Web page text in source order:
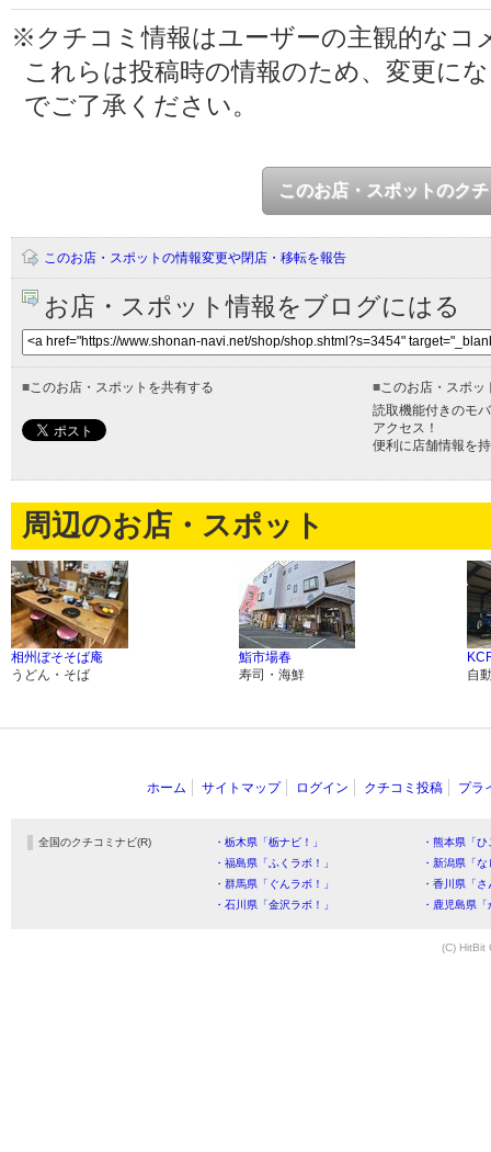
※クチコミ情報はユーザーの主観的なコ
これらは投稿時の情報のため、変更に
でご了承ください。
このお店・スポットのク
このお店・スポットの情報変更や閉店・移転を報告
お店・スポット情報をブログにはる
■ このお店・スポットを共有する ■ このお店・スポ
読取機能付きのモ
アクセス！
便利に店舗情報を
周辺のお店・スポット
相州ぼそそば庵
うどん・そば
鮨市場春
寿司・海鮮
自
ホーム サイトマップ ログイン クチコミ投稿 プラ
全国のクチコミナビ(R) ・栃木県「栃ナビ！」
・熊本県「
・福島県「ふくラボ！」
・新潟県「
・群馬県「ぐんラボ！」
・香川県「
・石川県「金沢ラボ！」
・鹿児島県
(C) HitBit